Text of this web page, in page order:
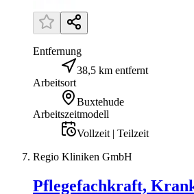
Entfernung
38,5 km entfernt
Arbeitsort
Buxtehude
Arbeitszeitmodell
Vollzeit | Teilzeit
Regio Kliniken GmbH
Pflegefachkraft,